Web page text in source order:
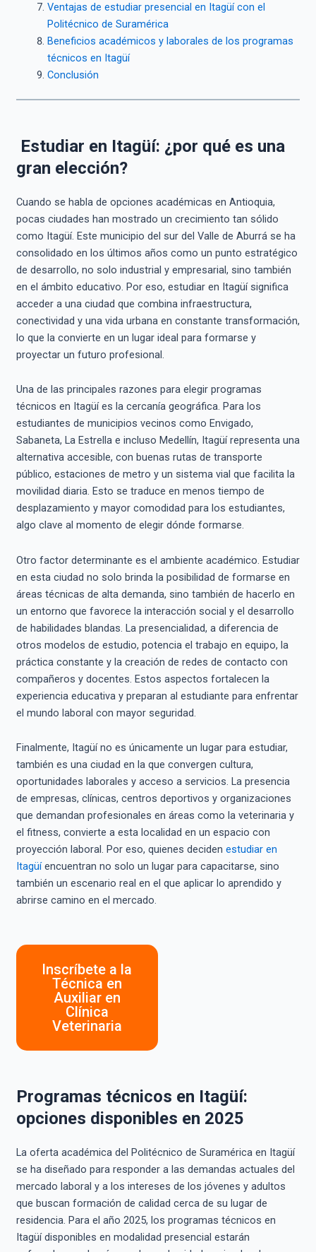
Ventajas de estudiar presencial en Itagüí con el
Politécnico de Suramérica
Beneficios académicos y laborales de los programas
técnicos en Itagüí
Conclusión
Estudiar en Itagüí: ¿por qué es una
gran elección?
Cuando se habla de opciones académicas en Antioquia,
pocas ciudades han mostrado un crecimiento tan sólido
como Itagüí. Este municipio del sur del Valle de Aburrá se ha
consolidado en los últimos años como un punto estratégico
de desarrollo, no solo industrial y empresarial, sino también
en el ámbito educativo. Por eso, estudiar en Itagüí significa
acceder a una ciudad que combina infraestructura,
conectividad y una vida urbana en constante transformación,
lo que la convierte en un lugar ideal para formarse y
proyectar un futuro profesional.
Una de las principales razones para elegir programas
técnicos en Itagüí es la cercanía geográfica. Para los
estudiantes de municipios vecinos como Envigado,
Sabaneta, La Estrella e incluso Medellín, Itagüí representa una
alternativa accesible, con buenas rutas de transporte
público, estaciones de metro y un sistema vial que facilita la
movilidad diaria. Esto se traduce en menos tiempo de
desplazamiento y mayor comodidad para los estudiantes,
algo clave al momento de elegir dónde formarse.
Otro factor determinante es el ambiente académico. Estudiar
en esta ciudad no solo brinda la posibilidad de formarse en
áreas técnicas de alta demanda, sino también de hacerlo en
un entorno que favorece la interacción social y el desarrollo
de habilidades blandas. La presencialidad, a diferencia de
otros modelos de estudio, potencia el trabajo en equipo, la
práctica constante y la creación de redes de contacto con
compañeros y docentes. Estos aspectos fortalecen la
experiencia educativa y preparan al estudiante para enfrentar
el mundo laboral con mayor seguridad.
Finalmente, Itagüí no es únicamente un lugar para estudiar,
también es una ciudad en la que convergen cultura,
oportunidades laborales y acceso a servicios. La presencia
de empresas, clínicas, centros deportivos y organizaciones
que demandan profesionales en áreas como la veterinaria y
el fitness, convierte a esta localidad en un espacio con
proyección laboral. Por eso, quienes deciden estudiar en
Itagüíencuentran no solo un lugar para capacitarse, sino
también un escenario real en el que aplicar lo aprendido y
abrirse camino en el mercado.
Inscríbete a la
Técnica en
Auxiliar en
Clínica
Veterinaria
Programas técnicos en Itagüí:
opciones disponibles en 2025
La oferta académica del Politécnico de Suramérica en Itagüí
se ha diseñado para responder a las demandas actuales del
mercado laboral y a los intereses de los jóvenes y adultos
que buscan formación de calidad cerca de su lugar de
residencia. Para el año 2025, los programas técnicos en
Itagüí disponibles en modalidad presencial estarán